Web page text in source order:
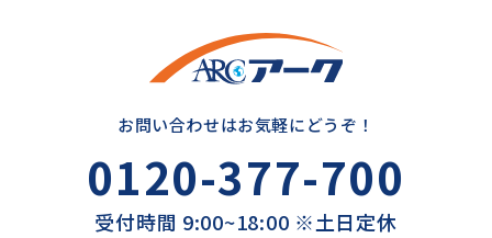
お問い合わせはお気軽にどうぞ！
0120-377-700
受付時間 9:00~18:00 ※土日定休